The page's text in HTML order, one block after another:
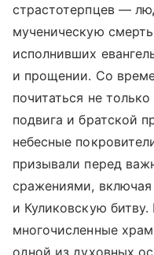
страстотерпцев —
мученическую
исполнивших
и прощении. Со
почитаться не
подвига и братской
небесные
призывали перед
сражениями,
и Куликовскую
многочисленные
одной из духовных